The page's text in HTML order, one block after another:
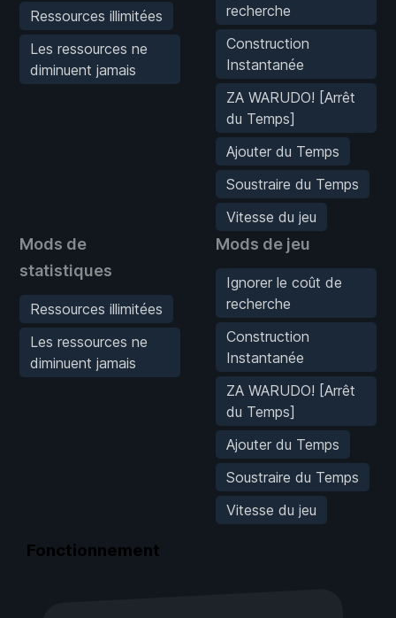
Ressources illimitées
Les ressources ne
diminuent jamais
recherche
Construction
Instantanée
ZA WARUDO! [Arrêt
du Temps]
Ajouter du Temps
Soustraire du Temps
Vitesse du jeu
Mods de
statistiques
Ressources illimitées
Les ressources ne
diminuent jamais
Mods de jeu
Ignorer le coût de
recherche
Construction
Instantanée
ZA WARUDO! [Arrêt
du Temps]
Ajouter du Temps
Soustraire du Temps
Vitesse du jeu
Fonctionnement